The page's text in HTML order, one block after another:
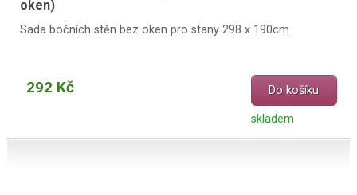
oken)
Sada bočních stěn bez oken pro stany 298 x 190cm
292 Kč Do košíku
skladem